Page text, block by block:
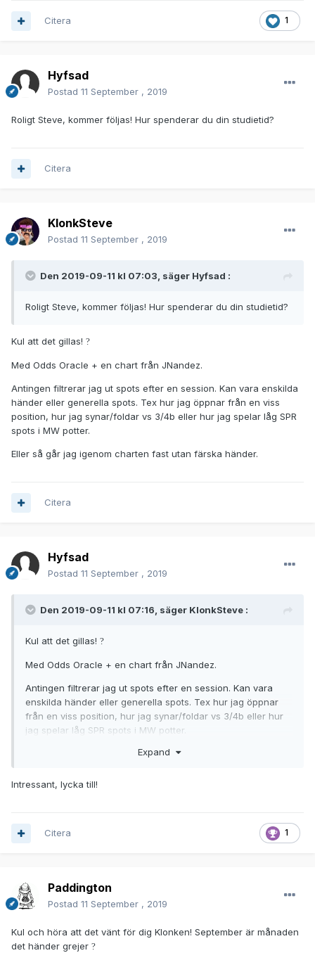
1
Citera
Hyfsad
Postad 11 September , 2019
Roligt Steve, kommer följas! Hur spenderar du din studietid?
Citera
KlonkSteve
Postad 11 September , 2019
Den 2019-09-11 kl 07:03, säger Hyfsad :
Roligt Steve, kommer följas! Hur spenderar du din studietid?
Kul att det gillas! ?
Med Odds Oracle + en chart från JNandez.
Antingen filtrerar jag ut spots efter en session. Kan vara enskilda
händer eller generella spots. Tex hur jag öppnar från en viss
position, hur jag synar/foldar vs 3/4b eller hur jag spelar låg SPR
spots i MW potter.
Eller så går jag igenom charten fast utan färska händer.
Citera
Hyfsad
Postad 11 September , 2019
Den 2019-09-11 kl 07:16, säger KlonkSteve :
Kul att det gillas! ?
Med Odds Oracle + en chart från JNandez.
Antingen filtrerar jag ut spots efter en session. Kan vara
enskilda händer eller generella spots. Tex hur jag öppnar
från en viss position, hur jag synar/foldar vs 3/4b eller hur
jag spelar låg SPR spots i MW potter.
Eller så går jag igenom charten fast utan färska händer.
Expand
Intressant, lycka till!
1
Citera
Paddington
Postad 11 September , 2019
Kul och höra att det vänt för dig Klonken! September är månaden
det händer grejer ?